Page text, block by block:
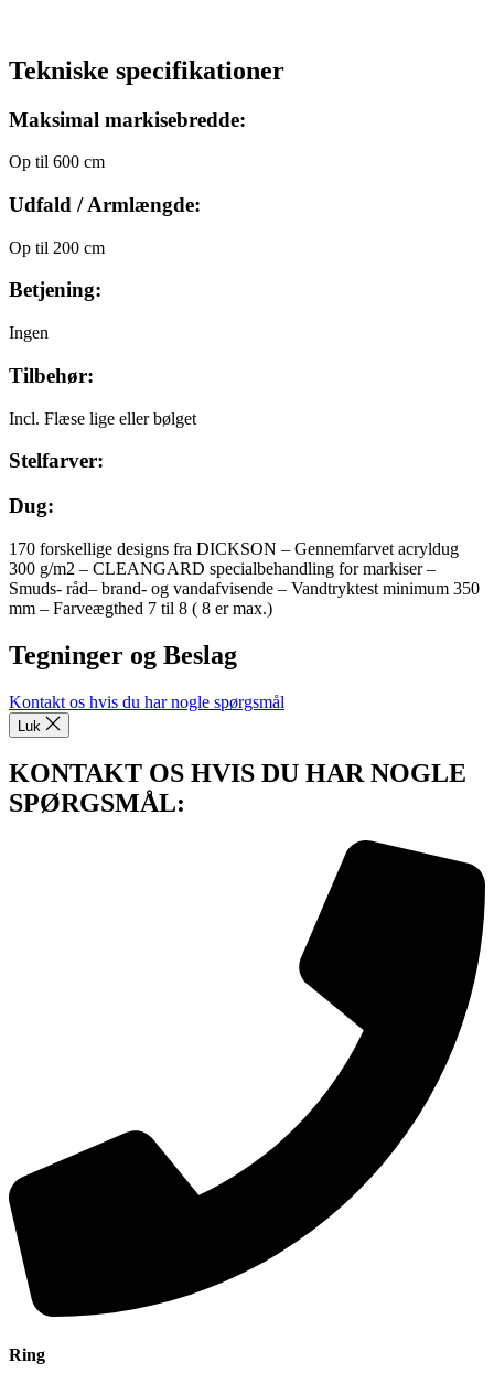
Tekniske specifikationer
Maksimal markisebredde:
Op til 600 cm
Udfald / Armlængde:
Op til 200 cm
Betjening:
Ingen
Tilbehør:
Incl. Flæse lige eller bølget
Stelfarver:
Dug:
170 forskellige designs fra DICKSON – Gennemfarvet acryldug
300 g/m2 – CLEANGARD specialbehandling for markiser –
Smuds- råd– brand- og vandafvisende – Vandtryktest minimum 350
mm – Farveægthed 7 til 8 ( 8 er max.)
Tegninger og Beslag
Kontakt os hvis du har nogle spørgsmål
Luk
KONTAKT OS HVIS DU HAR NOGLE
SPØRGSMÅL:
Ring